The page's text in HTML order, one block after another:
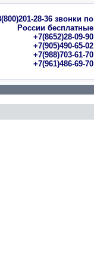
28-36 звонки по
России бесплатные
+7(8652)28-09-90
+7(905)490-65-02
+7(988)703-61-70
+7(961)486-69-70